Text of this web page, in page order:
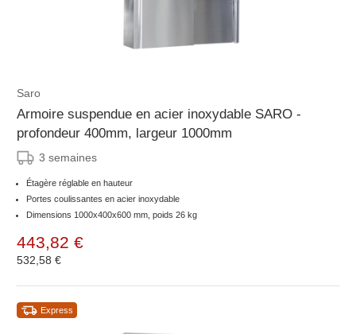
Saro
Armoire suspendue en acier inoxydable SARO -
profondeur 400mm, largeur 1000mm
3 semaines
Étagère réglable en hauteur
Portes coulissantes en acier inoxydable
Dimensions 1000x400x600 mm, poids 26 kg
443,82 €
532,58 €
Express